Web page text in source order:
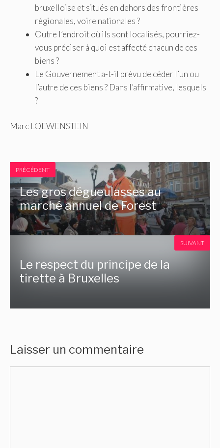
bruxelloise et situés en dehors des frontières
régionales, voire nationales ?
Outre l’endroit où ils sont localisés, pourriez-
vous préciser à quoi est affecté chacun de ces
biens ?
Le Gouvernement a-t-il prévu de céder l’un ou
l’autre de ces biens ? Dans l’affirmative, lesquels
?
Marc LOEWENSTEIN
PRÉCÉDENT
Les gros dégueulasses au
marché annuel de Forest
Le respect du principe de la
tirette à Bruxelles
SUIVANT
Laisser un commentaire